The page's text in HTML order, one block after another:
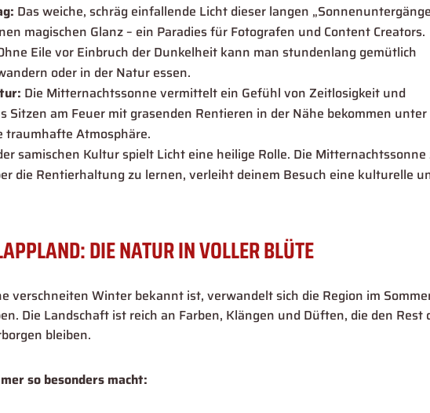
Das weiche, schräg einfallende Licht dieser langen
magischen Glanz – ein Paradies für Fotografen und Content Creators.
Eile vor Einbruch der Dunkelheit kann man stundenlang gemütlich
oder in der Natur essen.
Die Mitternachtssonne vermittelt ein Gefühl von Zeitlosigkeit und
Sitzen am Feuer mit grasenden Rentieren in der Nähe bekommen unter
traumhafte Atmosphäre.
samischen Kultur spielt Licht eine heilige Rolle. Die Mitternachtssonne
die Rentierhaltung zu lernen, verleiht deinem Besuch eine kulturelle
DIE NATUR IN VOLLER BLÜTE
verschneiten Winter bekannt ist, verwandelt sich die Region im
Die Landschaft ist reich an Farben, Klängen und Düften, die den Rest
bleiben.
so besonders macht: